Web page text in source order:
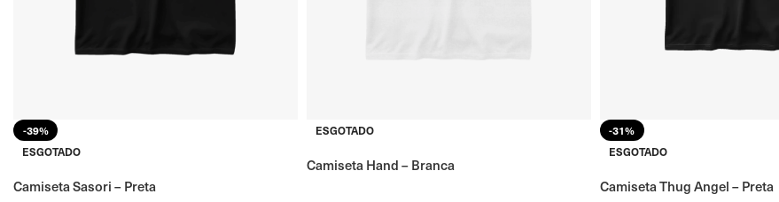
-39%
ESGOTADO
Camiseta Sasori – Preta
ESGOTADO
Camiseta Hand – Branca
-31%
ESGOTADO
Camiseta Thug Angel – Preta